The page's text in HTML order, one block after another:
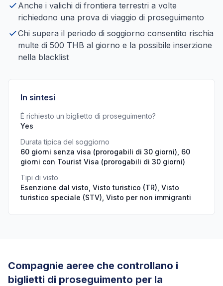
Anche i valichi di frontiera terrestri a volte
richiedono una prova di viaggio di proseguimento
Chi supera il periodo di soggiorno consentito rischia
multe di 500 THB al giorno e la possibile inserzione
nella blacklist
In sintesi
È richiesto un biglietto di proseguimento?
Yes
Durata tipica del soggiorno
60 giorni senza visa (prorogabili di 30 giorni), 60
giorni con Tourist Visa (prorogabili di 30 giorni)
Tipi di visto
Esenzione dal visto, Visto turistico (TR), Visto
turistico speciale (STV), Visto per non immigranti
Compagnie aeree che controllano i
biglietti di proseguimento per la